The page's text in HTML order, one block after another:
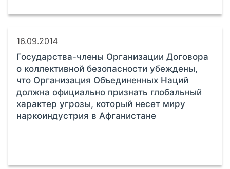
16.09.2014
Государства-члены Организации Договора
о коллективной безопасности убеждены,
что Организация Объединенных Наций
должна официально признать глобальный
характер угрозы, который несет миру
наркоиндустрия в Афганистане